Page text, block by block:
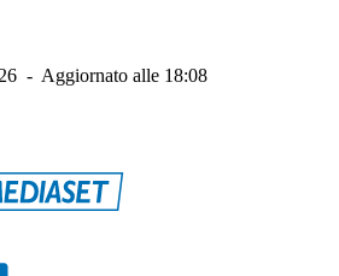
- Aggiornato alle 18:08